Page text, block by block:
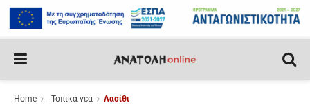
Home _Τοπικά νέα Λασίθι